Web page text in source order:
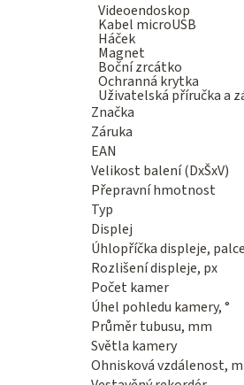
Videoendoskop
Kabel microUSB
Háček
Magnet
Boční zrcátko
Ochranná krytka
Uživatelská příručka a
Značka
Záruka
EAN
Velikost balení (DxŠxV)
Přepravní hmotnost
Typ
Displej
Úhlopříčka displeje, palce
Rozlišení displeje, px
Počet kamer
Úhel pohledu kamery, °
Průměr tubusu, mm
Světla kamery
Ohnisková vzdálenost,